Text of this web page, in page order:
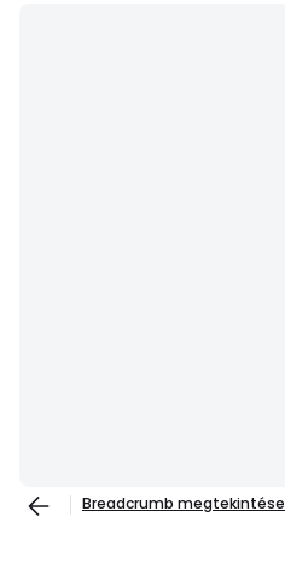
Breadcrumb megtekintése